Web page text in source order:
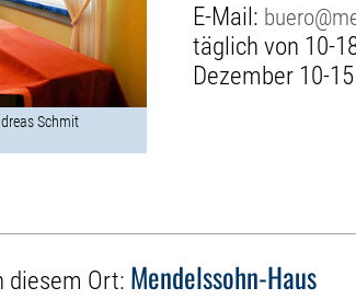
Schmit
E-Mail:
täglich von 10-
Dezember 10-
diesem Ort: Mendelssohn-Haus